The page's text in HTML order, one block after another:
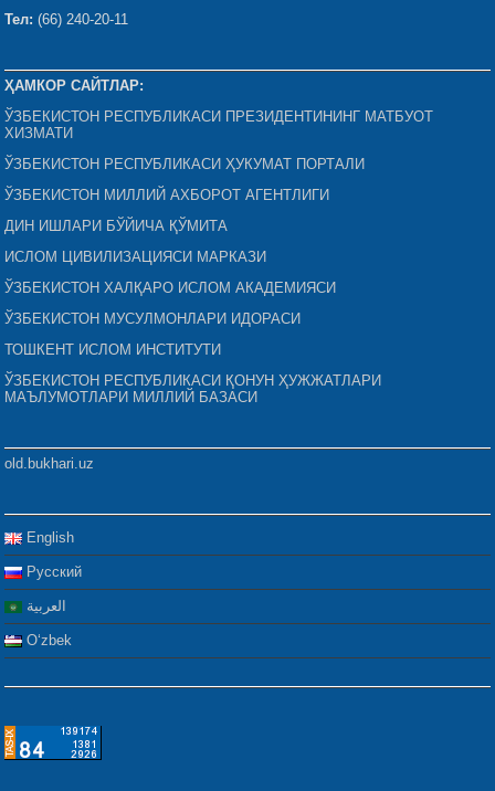
Тел: (66) 240-20-11
ҲАМКОР САЙТЛАР:
ЎЗБЕКИСТОН РЕСПУБЛИКАСИ ПРЕЗИДЕНТИНИНГ МАТБУОТ
ХИЗМАТИ
ЎЗБЕКИСТОН РЕСПУБЛИКАСИ ҲУКУМАТ ПОРТАЛИ
ЎЗБЕКИСТОН МИЛЛИЙ АХБОРОТ АГЕНТЛИГИ
ДИН ИШЛАРИ БЎЙИЧА ҚЎМИТА
ИСЛОМ ЦИВИЛИЗАЦИЯСИ МАРКАЗИ
ЎЗБЕКИСТОН ХАЛҚАРО ИСЛОМ АКАДЕМИЯСИ
ЎЗБЕКИСТОН МУСУЛМОНЛАРИ ИДОРАСИ
ТОШКЕНТ ИСЛОМ ИНСТИТУТИ
ЎЗБЕКИСТОН РЕСПУБЛИКАСИ ҚОНУН ҲУЖЖАТЛАРИ
МАЪЛУМОТЛАРИ МИЛЛИЙ БАЗАСИ
old.bukhari.uz
English
Русский
العربية
Oʻzbek